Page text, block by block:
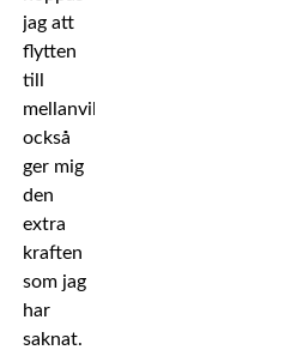
jag att
flytten
till
mellanvikt
också
ger mig
den
extra
kraften
som jag
har
saknat.